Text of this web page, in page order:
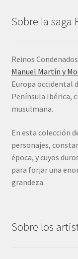
Sobre la saga
Reinos
Manuel Martín y
Europa occidental
Península Ibérica,
musulmana.
En esta colección
personajes,
época, y cuyos
para forjar una
grandeza.
Sobre los